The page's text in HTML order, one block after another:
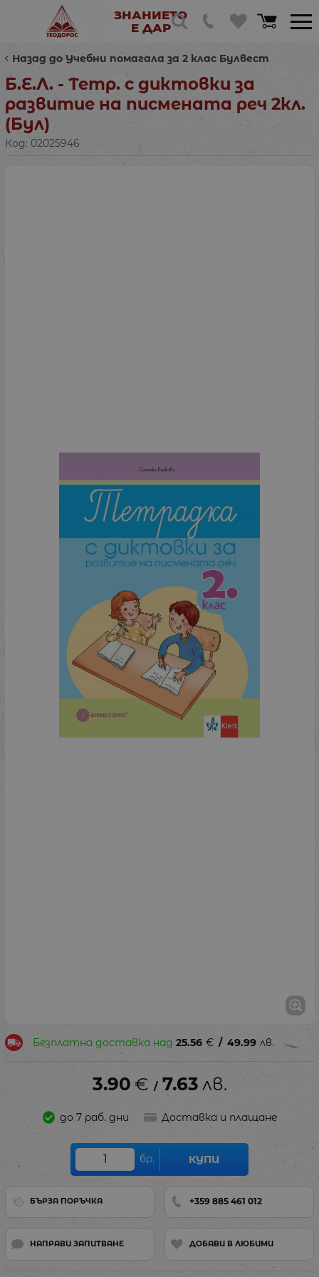
ЗНАНИЕТО
Е ДАР
Назад до Учебни помагала за 2 клас Булвест
Б.Е.Л. - Тетр. с диктовки за
развитие на писмената реч 2кл.
(Бул)
Код: 02025946
Безплатна доставка над 25.56 € / 49.99 лв.
3.90 € / 7.63 лв.
до 7 раб. дни Доставка и плащане
бр. КУПИ
БЪРЗА ПОРЪЧКА +359 885 461 012
НАПРАВИ ЗАПИТВАНЕ ДОБАВИ В ЛЮБИМИ